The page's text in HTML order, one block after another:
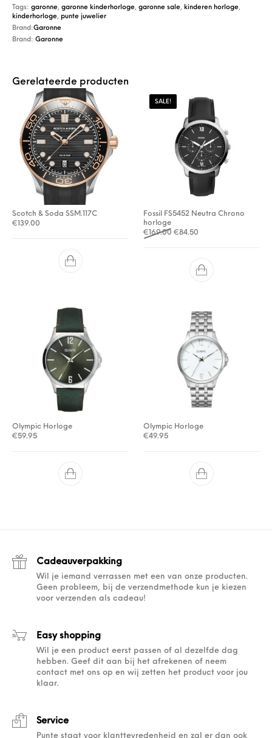
Tags:garonne,garonne kinderhorloge,garonne sale, kinderen horloge,
kinderhorloge, punte juwelier
Brand:Garonne
Brand:Garonne
Gerelateerde producten
Scotch & Soda SSM.117C
€139.00
SALE!
Fossil FS5452 Neutra Chrono
horloge
€169.00 Oorspronkelijke prijs was:
€84.50
Olympic Horloge
€59.95
Olympic Horloge
€49.95
Cadeauverpakking
Wil je iemand verrassen met een van onze producten.
Geen probleem, bij de verzendmethode kun je kiezen
voor verzenden als cadeau!
Easy shopping
Wil je een product eerst passen of al dezelfde dag
hebben. Geef dit aan bij het afrekenen of neem
contact met ons op en wij zetten het product voor jou
klaar.
Service
Punte staat voor klanttevredenheid en zal er dan ook